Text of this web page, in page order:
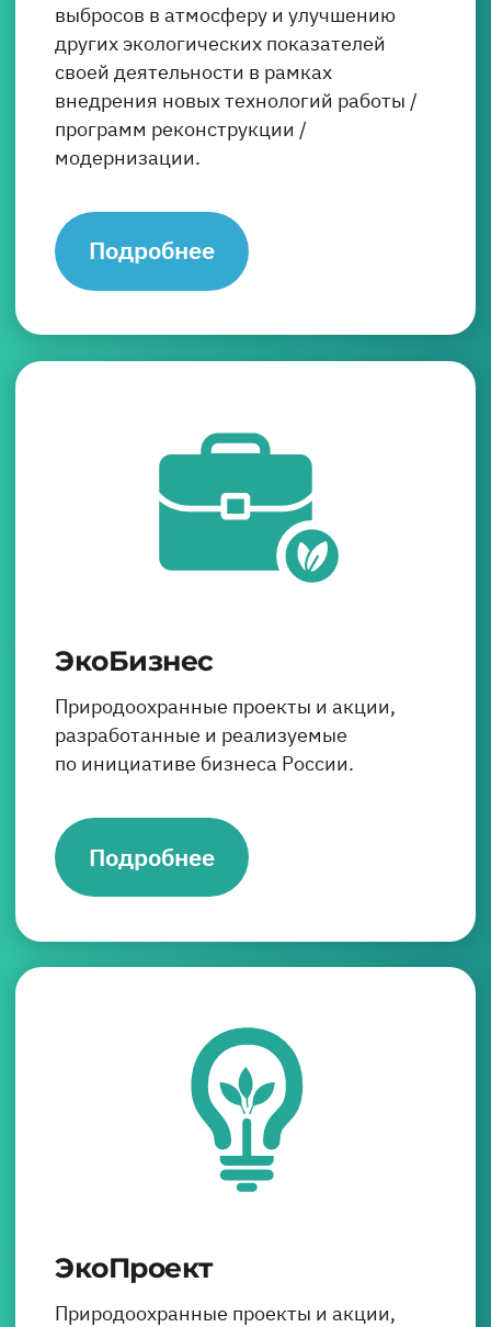
выбросов в атмосферу и улучшению
других экологических показателей
своей деятельности в рамках
внедрения новых технологий работы /
программ реконструкции /
модернизации.
Подробнее
ЭкоБизнес
Природоохранные проекты и акции,
разработанные и реализуемые
по инициативе бизнеса России.
Подробнее
ЭкоПроект
Природоохранные проекты и акции,